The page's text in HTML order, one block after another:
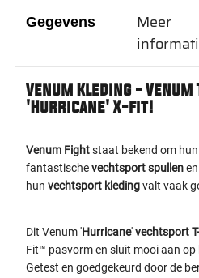
Gegevens
Venum Kleding -
'Hurricane' X-fit!
Venum Fightstaat bekend om hun
fantastischevechtsportspullen
hun vechtsport kledingvalt vaak
Dit Venum 'Hurricane'vechtsport
Fit™ pasvorm en sluit mooi aan op
Getest en goedgekeurd door de
Meer